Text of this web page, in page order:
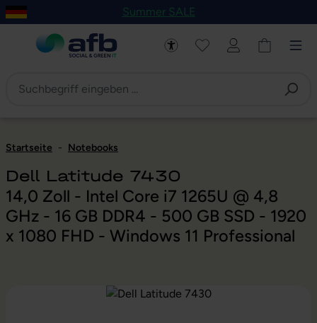
Hauptinhalt springen
Zur Navigation der B2B-Plattform springen
Summer SALE
Startseite - Notebooks
Dell Latitude 7430
14,0 Zoll - Intel Core i7 1265U @ 4,8
GHz - 16 GB DDR4 - 500 GB SSD - 1920
x 1080 FHD - Windows 11 Professional
Bildergalerie überspringen